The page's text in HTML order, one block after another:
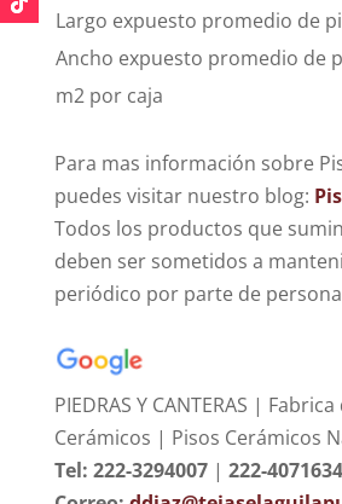
Largo expuesto promedio de
Ancho expuesto promedio de
m2 por caja
Para mas información sobre
puedes visitar nuestro blog:
Todos los productos que
deben ser sometidos a
periódico por parte de
PIEDRAS Y CANTERAS |
Cerámicos | Pisos Cerámicos
Tel: 222-3294007| 222-4071634